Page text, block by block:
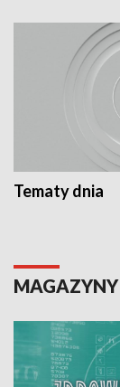
Tematy dnia
MAGAZYNY